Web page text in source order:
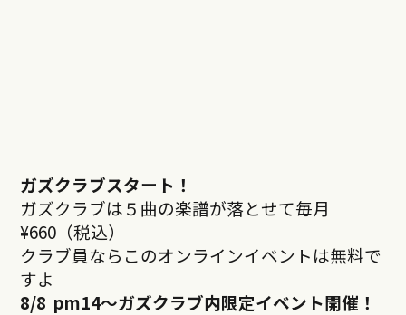
ガズクラブスタート！
ガズクラブは５曲の楽譜が落とせて毎月
¥660（税込）
クラブ員ならこのオンラインイベントは無料で
すよ
8/8 pm14～ガズクラブ内限定イベント開催！